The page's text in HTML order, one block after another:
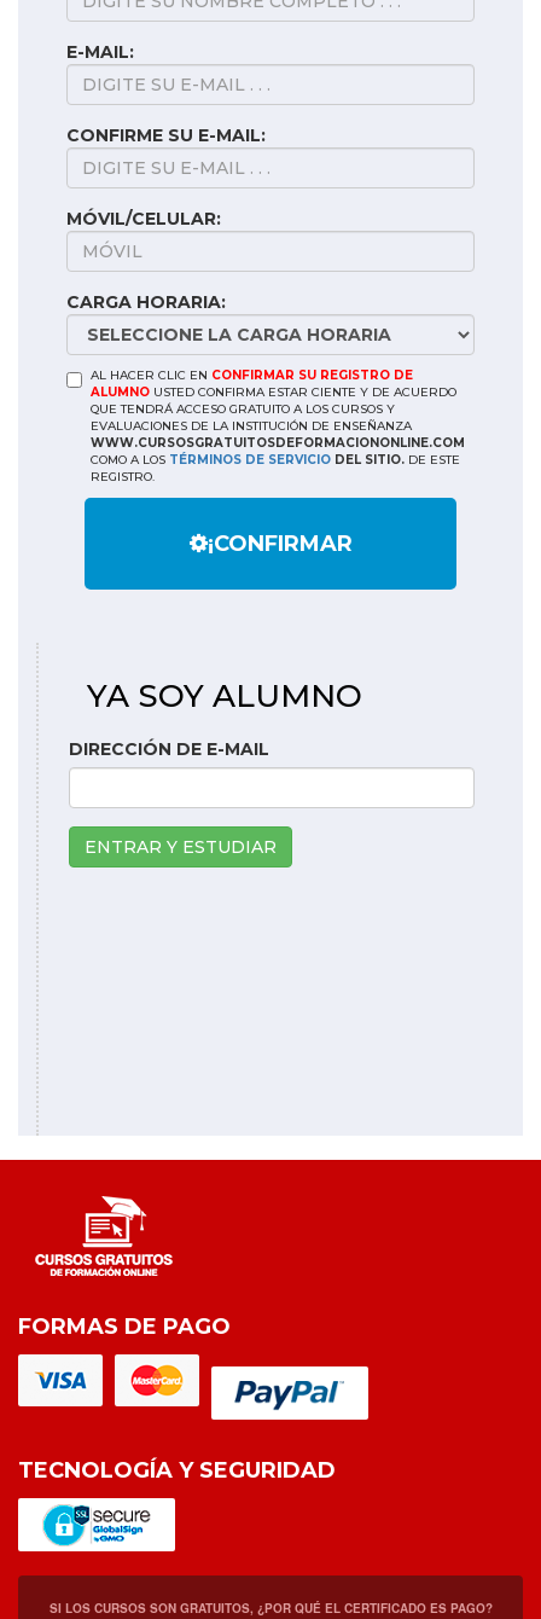
E-MAIL:
CONFIRME SU E-MAIL:
MÓVIL/CELULAR:
CARGA HORARIA:
AL HACER CLIC EN CONFIRMAR SU REGISTRO DE
ALUMNO USTED CONFIRMA ESTAR CIENTE Y DE ACUERDO
QUE TENDRÁ ACCESO GRATUITO A LOS CURSOS Y
EVALUACIONES DE LA INSTITUCIÓN DE ENSEÑANZA
WWW.CURSOSGRATUITOSDEFORMACIONONLINE.COM
COMO A LOS TÉRMINOS DE SERVICIO DEL SITIO. DE ESTE
REGISTRO.
¡CONFIRMAR
YA SOY ALUMNO
DIRECCIÓN DE E-MAIL
ENTRAR Y ESTUDIAR
FORMAS DE PAGO
TECNOLOGÍA Y SEGURIDAD
SI LOS CURSOS SON GRATUITOS, ¿POR QUÉ EL CERTIFICADO ES PAGO?